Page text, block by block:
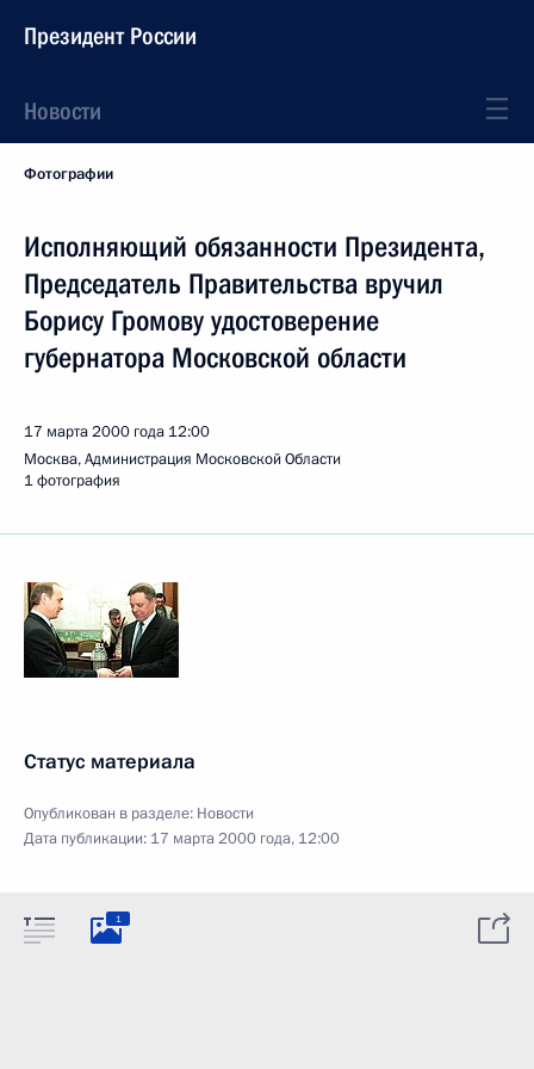
Президент России
Новости
Фотографии
Исполняющий обязанности Президента,
Председатель Правительства вручил
Борису Громову удостоверение
губернатора Московской области
17 марта 2000 года 12:00
Москва, Администрация Московской Области
1 фотография
Статус материала
Опубликован в разделе: Новости
Дата публикации: 17 марта 2000 года, 12:00
1